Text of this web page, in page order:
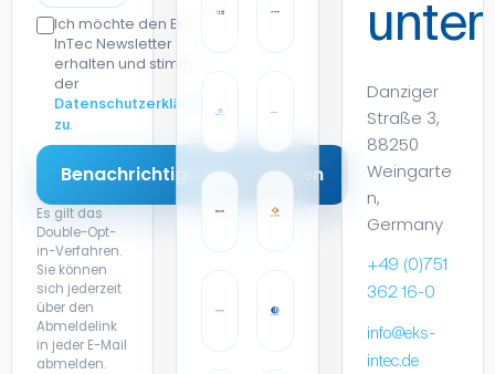
Ich möchte den EKS
InTec Newsletter
erhalten und stimme
der
Datenschutzerklärung
zu.
Es gilt das
Double-Opt-
in-Verfahren.
Sie können
sich jederzeit
über den
Abmeldelink
in jeder E-Mail
abmelden.
unter
Danziger
Straße 3,
88250
Weingarte
n,
Germany
+49 (0)751
362 16-0
info@eks-
intec.de